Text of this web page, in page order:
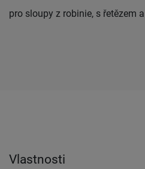
pro sloupy z robinie, s řetězem
Vlastnosti